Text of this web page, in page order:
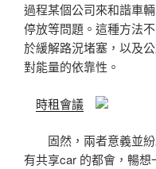
過程某個公司來和諧車輛
停放等問題。這種方法
於緩解路況堵塞，以及
對能量的依靠性。
時租會議
固然，兩者意義並紛
有共享car 的都會，暢